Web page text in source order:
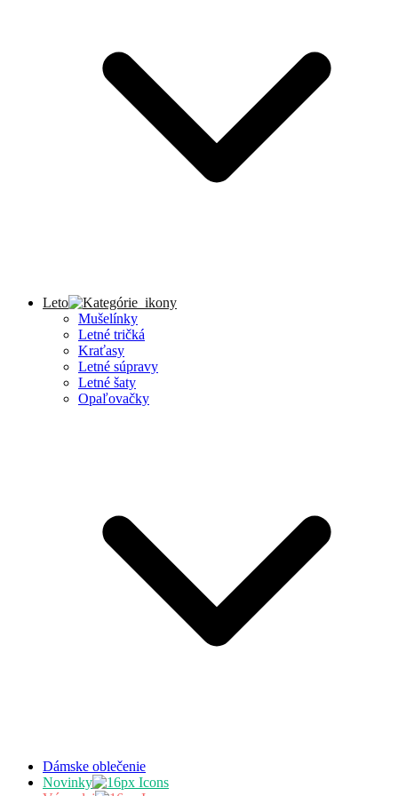
Leto
Mušelínky
Letné tričká
Kraťasy
Letné súpravy
Letné šaty
Opaľovačky
Dámske oblečenie
Novinky